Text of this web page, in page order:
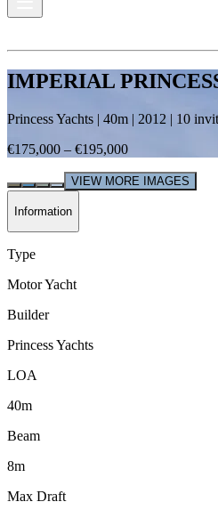
IMPERIAL
Princess Yachts | 40m | 2012 | 10
€175,000 – €195,000
VIEW MORE IMAGES
Information
Type
Motor Yacht
Builder
Princess Yachts
LOA
40m
Beam
8m
Max Draft